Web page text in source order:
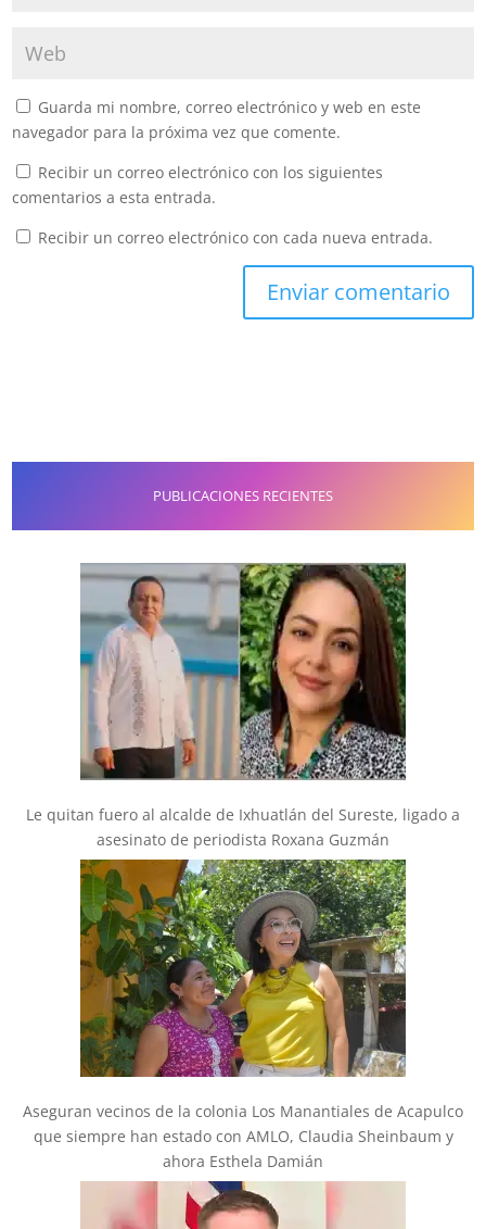
Guarda mi nombre, correo electrónico y web en este
navegador para la próxima vez que comente.
Recibir un correo electrónico con los siguientes
comentarios a esta entrada.
Recibir un correo electrónico con cada nueva entrada.
PUBLICACIONES RECIENTES
Le quitan fuero al alcalde de Ixhuatlán del Sureste, ligado a
asesinato de periodista Roxana Guzmán
Aseguran vecinos de la colonia Los Manantiales de Acapulco
que siempre han estado con AMLO, Claudia Sheinbaum y
ahora Esthela Damián